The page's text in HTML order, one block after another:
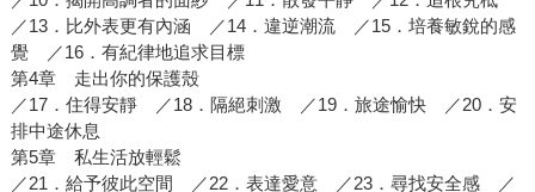
／13．比外表更有內涵 ／14．違逆潮流 ／15．培養敏銳的感
覺 ／16．有紀律地追求目標
第4章 走出你的保護殼
／17．住得安靜 ／18．隔絕刺激 ／19．旅途愉快 ／20．安
排中途休息
第5章 私生活放輕鬆
／21．給予彼此空間 ／22．表達愛意 ／23．尋找安全感 ／